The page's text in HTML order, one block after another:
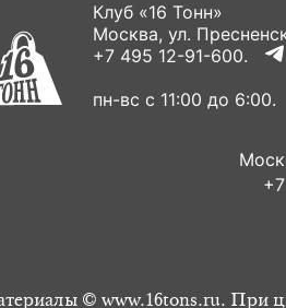
Клуб «16 Тонн»
Москва, ул.
+7 495 12-91-600.
пн-вс с 11:00 до 6:00.
© www.16tons.ru. При